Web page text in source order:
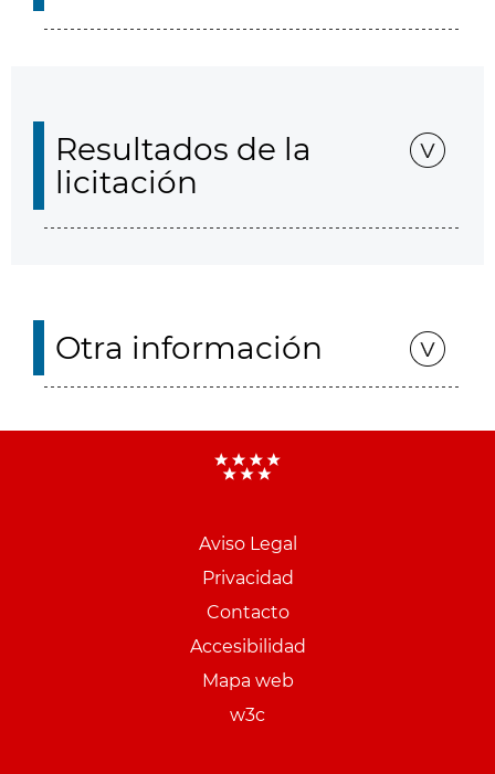
Resultados de la
licitación
Otra información
Aviso Legal
Privacidad
Contacto
Accesibilidad
Mapa web
w3c